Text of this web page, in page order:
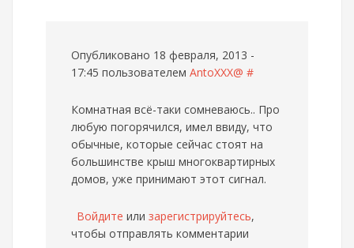
Опубликовано 18 февраля, 2013 -
17:45 пользователем AntoXXX@ #
Комнатная всё-таки сомневаюсь.. Про
любую погорячился, имел ввиду, что
обычные, которые сейчас стоят на
большинстве крыш многоквартирных
домов, уже принимают этот сигнал.
Войдите или зарегистрируйтесь,
чтобы отправлять комментарии